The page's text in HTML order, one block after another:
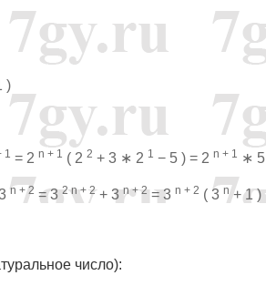
)
1 = 2 n + 1 ( 2 2 + 3 ∗ 2 1 − 5 ) = 2 n + 1 ∗ 5
n + 2 = 32 n + 2+ 3n + 2= 3 n + 2 ( 3 n+ 1 )
число):